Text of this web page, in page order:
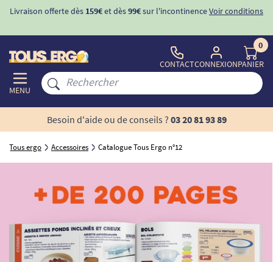
Livraison offerte dès 159€et dès99€sur l'incontinenceVoir conditions
MENU
CONTACTCONNEXION
0
PANIER
Besoin d'aide ou de conseils ? 03 20 81 93 89
Tous ergo Accessoires Catalogue Tous Ergo n°12